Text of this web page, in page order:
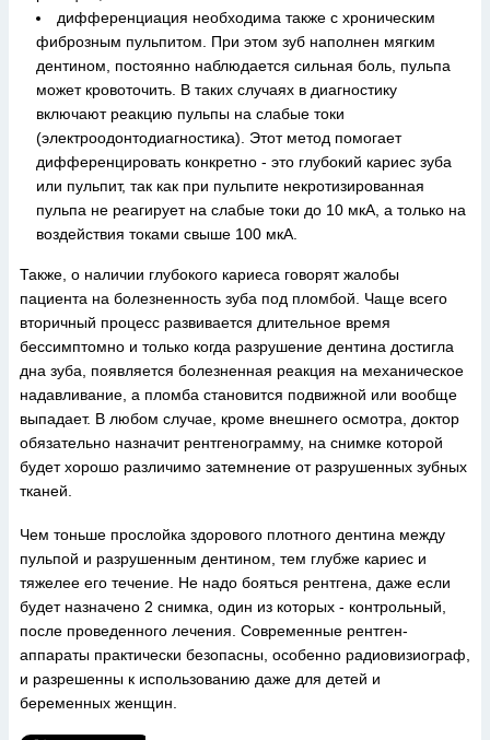
дифференциация необходима также с хроническим
фиброзным пульпитом. При этом зуб наполнен мягким
дентином, постоянно наблюдается сильная боль, пульпа
может кровоточить. В таких случаях в диагностику
включают реакцию пульпы на слабые токи
(электроодонтодиагностика). Этот метод помогает
дифференцировать конкретно - это глубокий кариес зуба
или пульпит, так как при пульпите некротизированная
пульпа не реагирует на слабые токи до 10 мкА, а только на
воздействия токами свыше 100 мкА.
Также, о наличии глубокого кариеса говорят жалобы
пациента на болезненность зуба под пломбой. Чаще всего
вторичный процесс развивается длительное время
бессимптомно и только когда разрушение дентина достигла
дна зуба, появляется болезненная реакция на механическое
надавливание, а пломба становится подвижной или вообще
выпадает. В любом случае, кроме внешнего осмотра, доктор
обязательно назначит рентгенограмму, на снимке которой
будет хорошо различимо затемнение от разрушенных зубных
тканей.
Чем тоньше прослойка здорового плотного дентина между
пульпой и разрушенным дентином, тем глубже кариес и
тяжелее его течение. Не надо бояться рентгена, даже если
будет назначено 2 снимка, один из которых - контрольный,
после проведенного лечения. Современные рентген-
аппараты практически безопасны, особенно радиовизиограф,
и разрешенны к использованию даже для детей и
беременных женщин.